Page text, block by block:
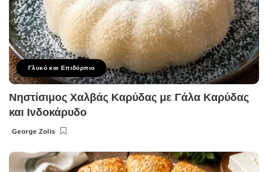
Γλυκό και Επιδόρπιο
Νηστίσιμος Χαλβάς Καρύδας με Γάλα Καρύδας
και Ινδοκάρυδο
Posted
George Zolis